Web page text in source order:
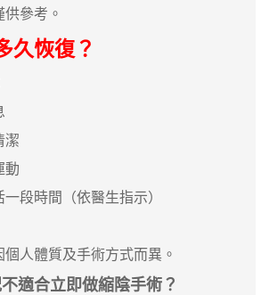
參考。
久恢復？
時間（依醫生指示）
人體質及手術方式而異。
適合立即做縮陰手術？